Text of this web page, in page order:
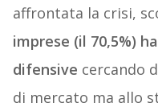
affrontata la crisi,
imprese (il 70,5%)
difensive cercando
di mercato ma allo